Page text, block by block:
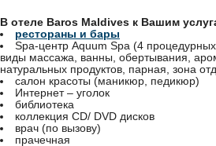
B отеле Baros Maldives к Вашим
рестораны и бары
Spa-центр Aquum Spa (4
виды массажа, ванны, обертывания,
натуральных продуктов, парная, зона
салон красоты (маникюр, педикюр)
Интернет – уголок
библиотека
коллекция CD/ DVD дисков
врач (по вызову)
прачечная